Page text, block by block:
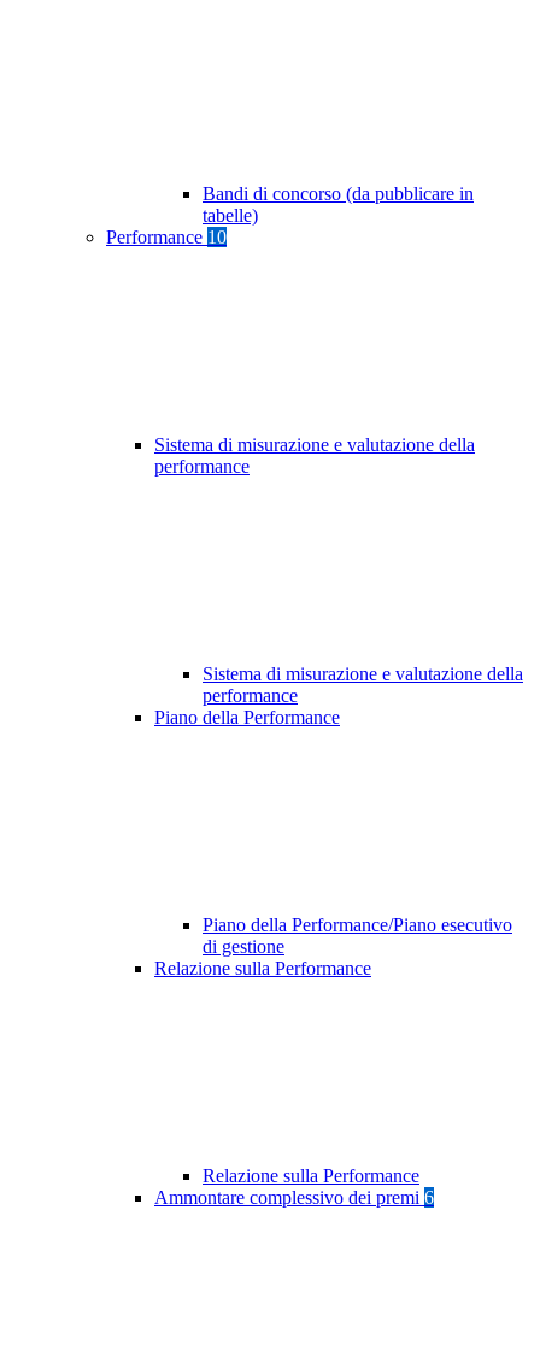
Bandi di concorso (da pubblicare in
tabelle)
Performance 10
Sistema di misurazione e valutazione della
performance
Sistema di misurazione e valutazione della
performance
Piano della Performance
Piano della Performance/Piano esecutivo
di gestione
Relazione sulla Performance
Relazione sulla Performance
Ammontare complessivo dei premi 6